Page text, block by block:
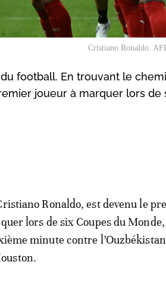
Cristiano Ronaldo.
football. En trouvant le
joueur à marquer lors de
Ronaldo, est devenu le
lors de six Coupes du
minute contre